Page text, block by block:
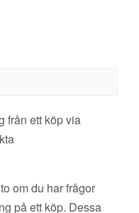
från ett köp via
om du har frågor
på ett köp. Dessa